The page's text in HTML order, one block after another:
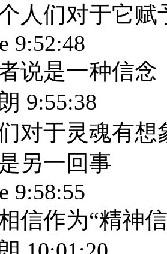
人们对于它赋
9:52:48
说是一种信念
9:55:38
对于灵魂有
另一回事
9:58:55
信作为“精神